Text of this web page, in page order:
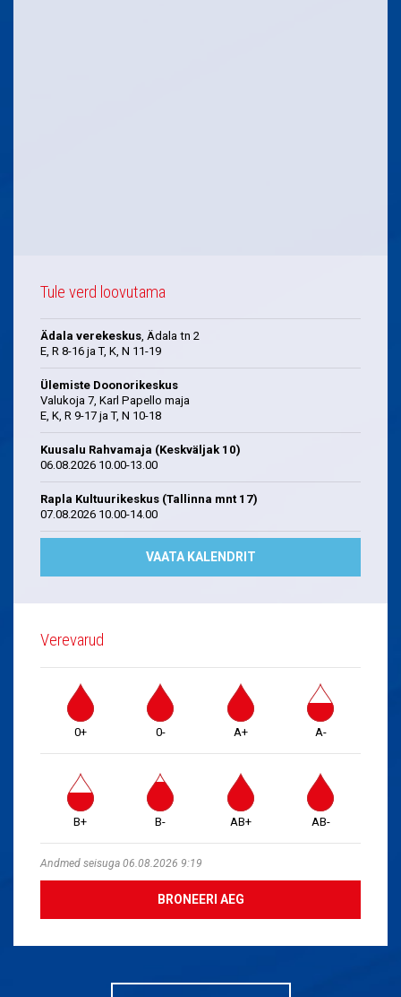
Tule verd loovutama
Ädala verekeskus, Ädala tn 2
E, R 8-16 ja T, K, N 11-19
Ülemiste Doonorikeskus
Valukoja 7, Karl Papello maja
E, K, R 9-17 ja T, N 10-18
Kuusalu Rahvamaja (Keskväljak 10)
06.08.2026 10.00-13.00
Rapla Kultuurikeskus (Tallinna mnt 17)
07.08.2026 10.00-14.00
VAATA KALENDRIT
Verevarud
0+ 0- A+ A-
B+ B- AB+ AB-
Andmed seisuga 06.08.2026 9:19
BRONEERI AEG